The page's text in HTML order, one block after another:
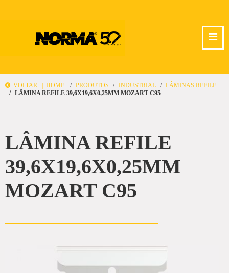
VOLTAR | HOME PRODUTOS INDUSTRIAL
LÂMINAS REFILE
LÂMINA REFILE 39,6X19,6X0,25MM MOZART C95
LÂMINA REFILE
39,6X19,6X0,25MM
MOZART C95